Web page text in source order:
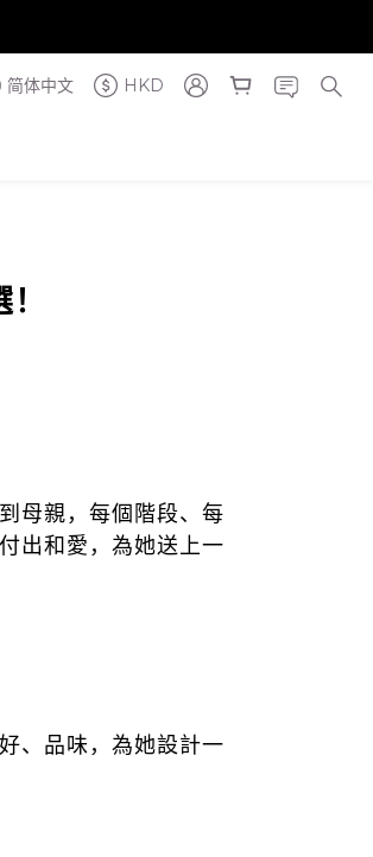
简体中文 HKD
母親，每個階段、每
出和愛，為她送上一
、品味，為她設計一